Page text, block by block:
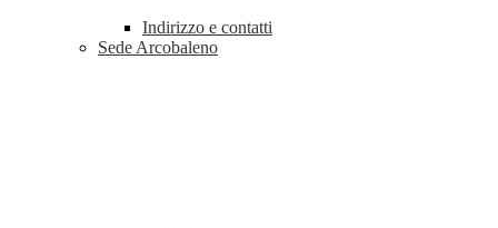
Indirizzo e contatti
Sede Arcobaleno